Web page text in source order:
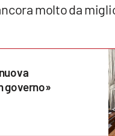
molto da
governo»